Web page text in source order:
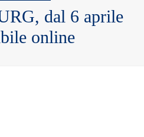
dal 6 aprile
online